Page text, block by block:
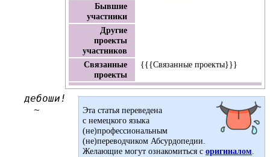
Бывшие
участники
Другие
проекты
участников
Связанные
проекты
{{{Связанные проекты}}}
Эта статья переведена
с немецкого языка
(не)профессиональным
(не)переводчиком Абсурдопедии.
Желающие могут ознакомиться с оригиналом
дебоши!
~